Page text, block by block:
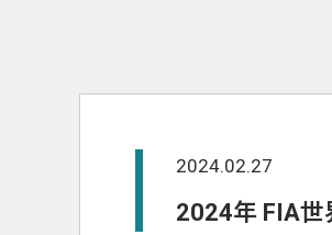
2024.02.27
2024年 FIA世